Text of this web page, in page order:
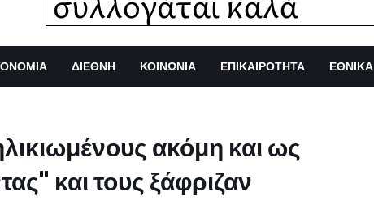
ΔΙΕΘΝΗ ΚΟΙΝΩΝΙΑ ΕΠΙΚΑΙΡΟΤΗΤΑ ΕΘΝΙΚΑ
ακόμη και ως
και τους ξάφριζαν